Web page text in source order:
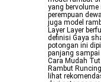
yang
perempuan
juga model
Layer Layer
definisi Gaya
potongan ini
panjang
Cara Mudah
Rambut
lihat